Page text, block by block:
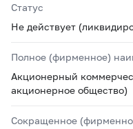
Статус
Не действует
Полное (фирменное)
Акционерный
акционерное общество)
Сокращенное